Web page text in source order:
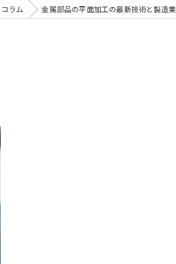
コラム 金属部品の平面加工の最新技術と製造